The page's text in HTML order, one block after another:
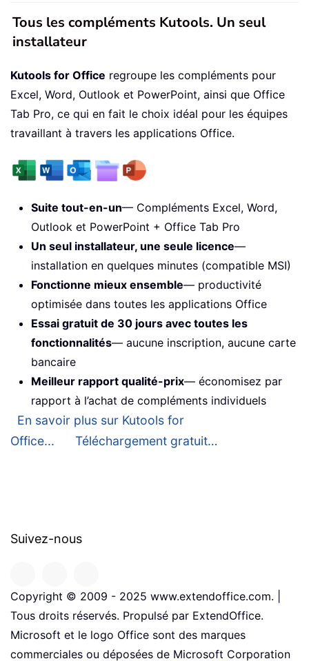
Tous les compléments Kutools. Un seul
installateur
Kutools for Office regroupe les compléments pour
Excel, Word, Outlook et PowerPoint, ainsi que Office
Tab Pro, ce qui en fait le choix idéal pour les équipes
travaillant à travers les applications Office.
Suite tout-en-un— Compléments Excel, Word,
Outlook et PowerPoint + Office Tab Pro
Un seul installateur, une seule licence—
installation en quelques minutes (compatible MSI)
Fonctionne mieux ensemble— productivité
optimisée dans toutes les applications Office
Essai gratuit de 30 jours avec toutes les
fonctionnalités— aucune inscription, aucune carte
bancaire
Meilleur rapport qualité-prix— économisez par
rapport à l’achat de compléments individuels
En savoir plus sur Kutools for
Office...
Téléchargement gratuit…
Suivez-nous
Copyright © 2009 - 2025 www.extendoffice.com. |
Tous droits réservés. Propulsé par ExtendOffice.
Microsoft et le logo Office sont des marques
commerciales ou déposées de Microsoft Corporation